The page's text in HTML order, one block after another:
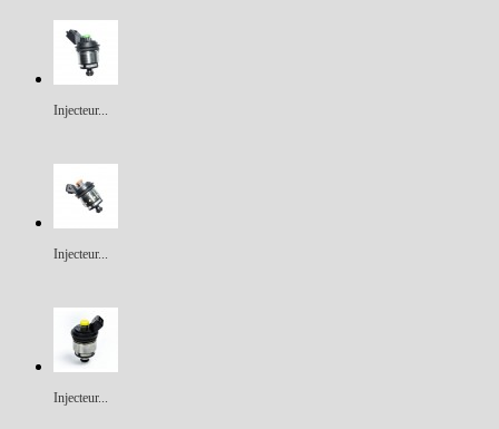
Injecteur...
Injecteur...
Injecteur...